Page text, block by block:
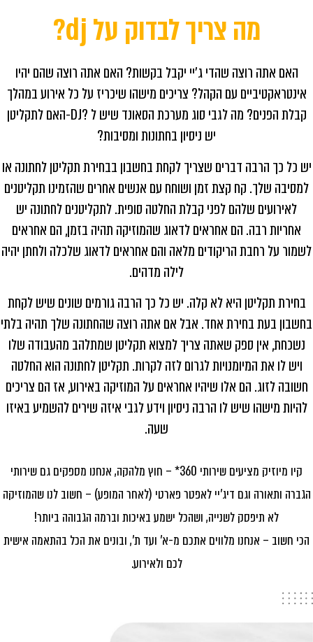
מה צריך לבדוק על dj?
האם אתה רוצה שהדי ג'יי יקבל בקשות? האם אתה רוצה שהם יהיו
אינטראקטיביים עם הקהל? צריכים מישהו שיכריז על כל אירוע במהלך
קבלת הפנים? מה לגבי סוג מערכת הסאונד שיש ל -DJ?האם לתקליטן
יש ניסיון בחתונות ומסיבות?
יש כל כך הרבה דברים שצריך לקחת בחשבון בבחירת תקליטן לחתונה או
למסיבה שלך. קח קצת זמן ושוחח עם אנשים אחרים שהזמינו תקליטנים
לאירועים שלהם לפני קבלת החלטה סופית.לתקליטנים לחתונה יש
אחריות רבה. הם אחראים לדאוג שהמוזיקה תהיה בזמן, הם אחראים
לשמור על רחבת הריקודים מלאה והם אחראים לדאוג שלכלה ולחתן יהיה
לילה מדהים.
בחירת תקליטן היא לא קלה. יש כל כך הרבה גורמים שונים שיש לקחת
בחשבון בעת בחירת אחד. אבל אם אתה רוצה שהחתונה שלך תהיה בלתי
נשכחת, אין ספק שאתה צריך למצוא תקליטן שמתלהב מהעבודה שלו
ויש לו את המיומנויות לגרום לזה לקרות. תקליטן לחתונה הוא החלטה
חשובה לזוג. הם אלו שיהיו אחראים על המוזיקה באירוע, אז הם צריכים
להיות מישהו שיש לו הרבה ניסיון וידע לגבי איזה שירים להשמיע באיזו
שעה.
קיו מיוזיק מציעים שירותי 360* – חוץ מלהקה, אנחנו מספקים גם שירותי
הגברה ותאורה וגם דיג׳יי לאפטר פארטי (לאחר המופע) – חשוב לנו שהמוזיקה
לא תיפסק לשנייה, ושהכל ישמע באיכות וברמה הגבוהה ביותר!
הכי חשוב – אנחנו מלווים אתכם מ-א׳ ועד ת׳, ובונים את הכל בהתאמה אישית
לכם ולאירוע.